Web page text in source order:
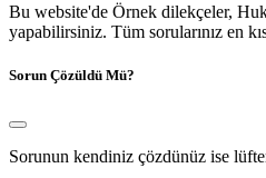
Bu website'de Örnek dilekçeler,
yapabilirsiniz. Tüm sorularınız en
Sorun Çözüldü Mü?
Sorunun kendiniz çözdünüz ise